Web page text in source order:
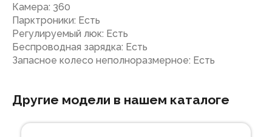
Камера: 360
Парктроники: Есть
Регулируемый люк: Есть
Беспроводная зарядка: Есть
Запасное колесо неполноразмерное: Есть
Другие модели в нашем каталоге